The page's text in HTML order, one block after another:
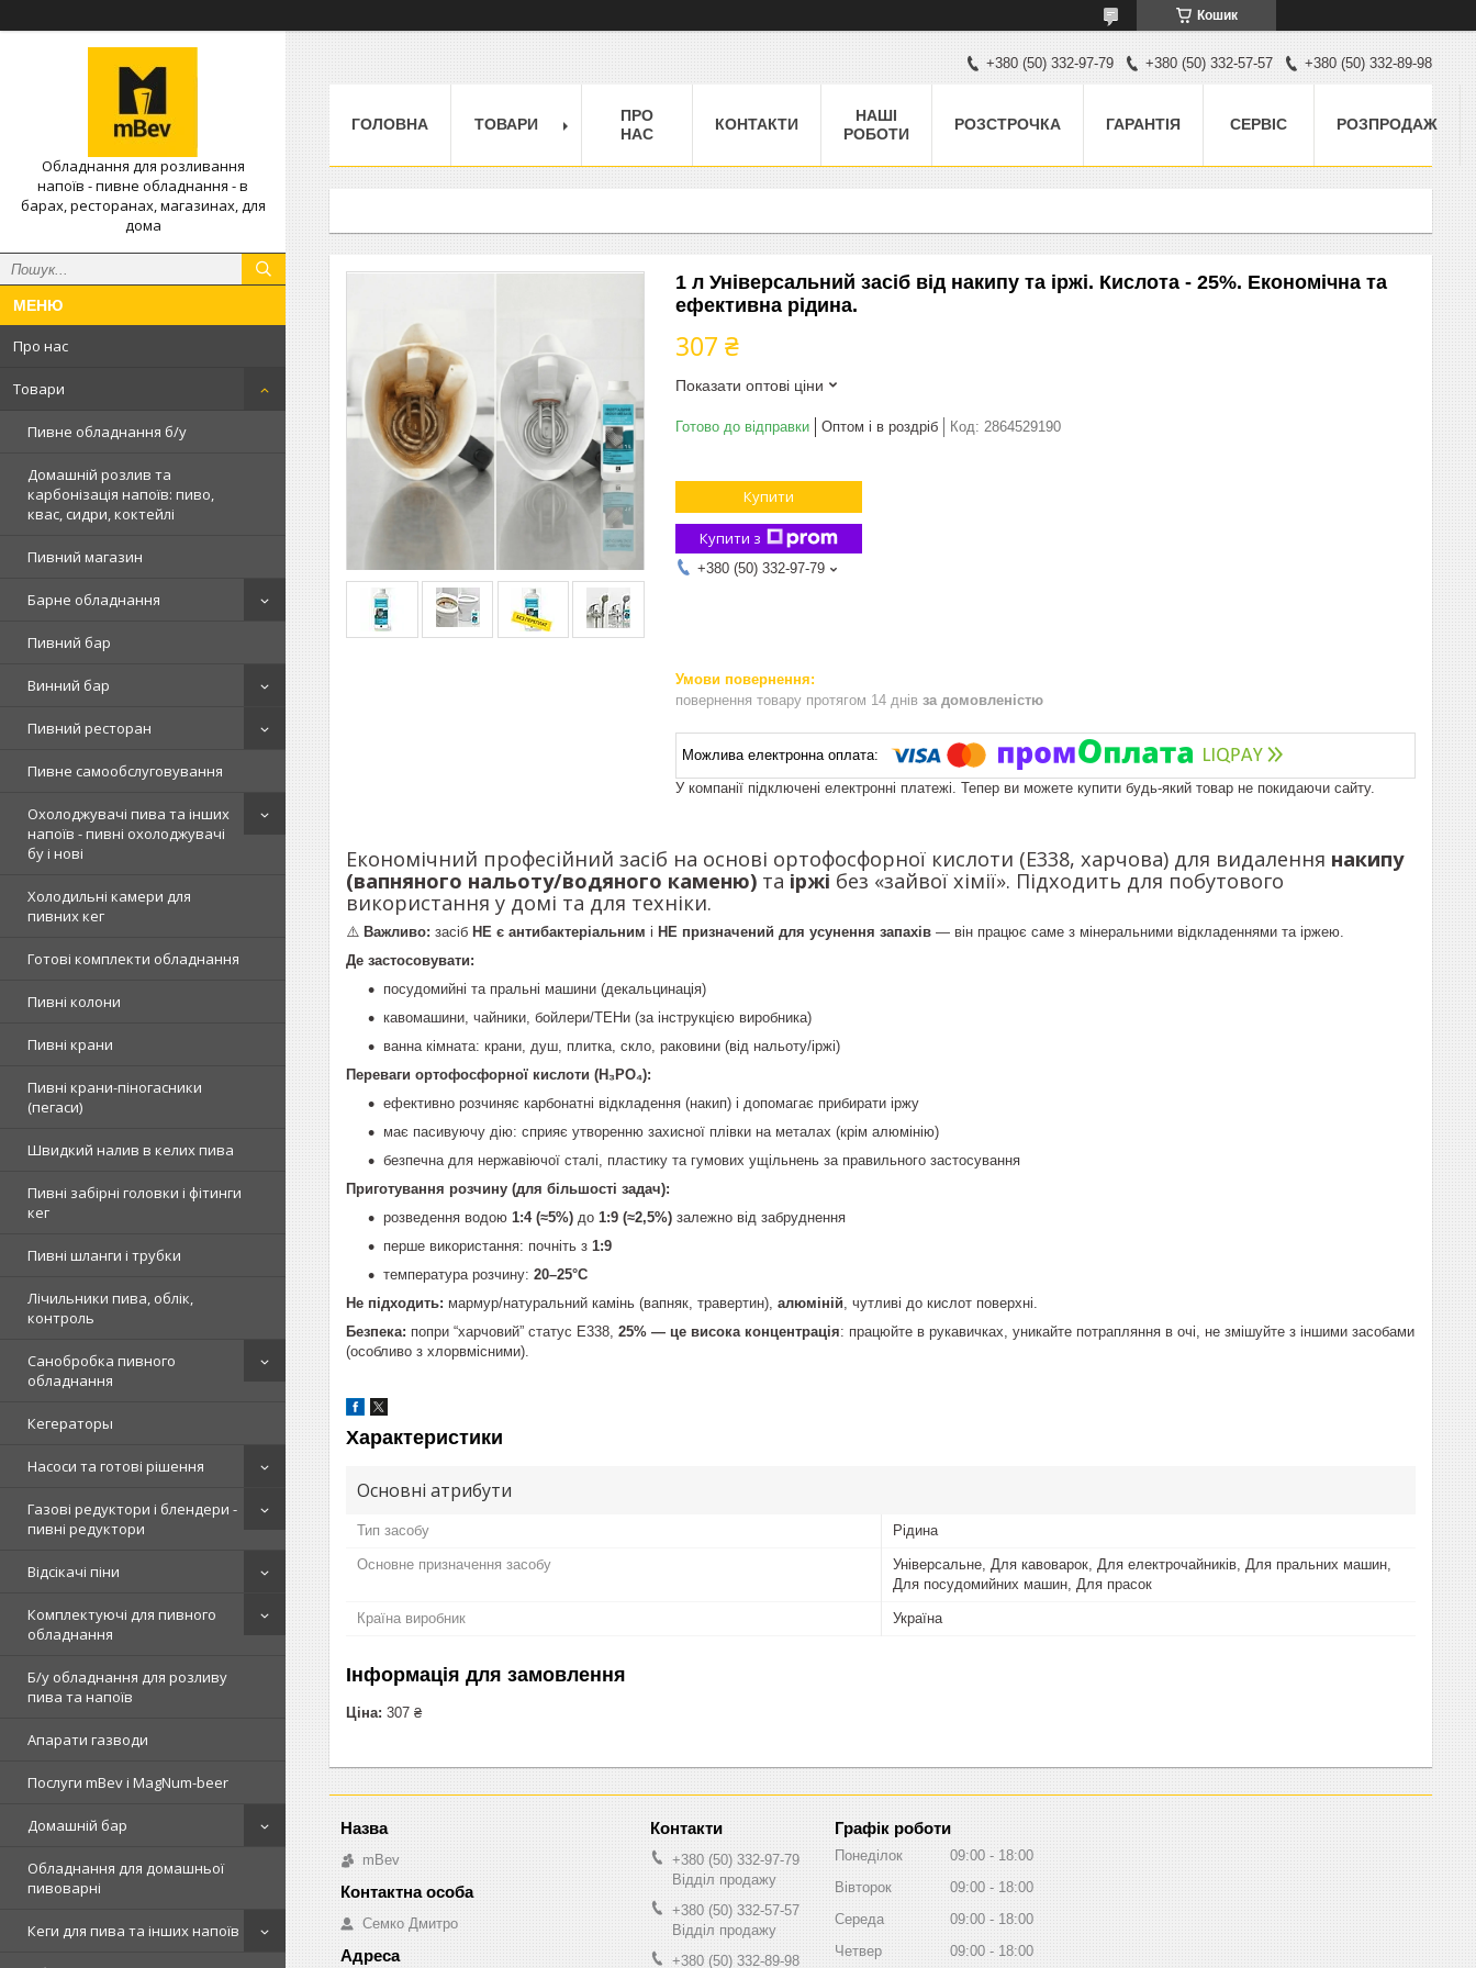
Кошик
Обладнання для розливання
напоїв - пивне обладнання - в
барах, ресторанах, магазинах, для
дома
Про нас
Товари
Пивне обладнання б/у
Домашній розлив та
карбонізація напоїв: пиво,
квас, сидри, коктейлі
Пивний магазин
Барне обладнання
Пивний бар
Винний бар
Пивний ресторан
Пивне самообслуговування
Охолоджувачі пива та інших
напоїв - пивні охолоджувачі
бу і нові
Холодильні камери для
пивних кег
Готові комплекти обладнання
Пивні колони
Пивні крани
Пивні крани-піногасники
(пегаси)
Швидкий налив в келих пива
Пивні забірні головки і фітинги
кег
Пивні шланги і трубки
Лічильники пива, облік,
контроль
Санобробка пивного
обладнання
Кегераторы
Насоси та готові рішення
Газові редуктори і блендери -
пивні редуктори
Відсікачі піни
Комплектуючі для пивного
обладнання
Б/у обладнання для розливу
пива та напоїв
Апарати газводи
Послуги mBev і MagNum-beer
Домашній бар
Обладнання для домашньої
пивоварні
Кеги для пива та інших напоїв
+380 (50) 332-97-79 +380 (50) 332-57-57 +380 (50) 332-89-98
ГОЛОВНА ТОВАРИ
ПРО
НАС
КОНТАКТИ
НАШІ
РОБОТИ
РОЗСТРОЧКА ГАРАНТІЯ СЕРВІС РОЗПРОДАЖ
1 л Універсальний засіб від накипу та іржі. Кислота - 25%. Економічна та
ефективна рідина.
307 ₴
Показати оптові ціни
Готово до відправки Оптом і в роздріб Код: 2864529190
Купити
Купити з
+380 (50) 332-97-79
повернення товару протягом 14 днів за домовленістю
У компанії підключені електронні платежі. Тепер ви можете купити будь-який товар не покидаючи сайту.
Економічний професійний засіб на основі ортофосфорної кислоти (E338, харчова) для видалення накипу
(вапняного нальоту/водяного каменю) та іржі без «зайвої хімії». Підходить для побутового
використання у домі та для техніки.
⚠️ Важливо: засіб НЕ є антибактеріальним і НЕ призначений для усунення запахів — він працює саме з мінеральними відкладеннями та іржею.
Де застосовувати:
посудомийні та пральні машини (декальцинація)
кавомашини, чайники, бойлери/ТЕНи (за інструкцією виробника)
ванна кімната: крани, душ, плитка, скло, раковини (від нальоту/іржі)
Переваги ортофосфорної кислоти (H₃PO₄):
ефективно розчиняє карбонатні відкладення (накип) і допомагає прибирати іржу
має пасивуючу дію: сприяє утворенню захисної плівки на металах (крім алюмінію)
безпечна для нержавіючої сталі, пластику та гумових ущільнень за правильного застосування
Приготування розчину (для більшості задач):
розведення водою 1:4 (≈5%) до 1:9 (≈2,5%) залежно від забруднення
перше використання: почніть з 1:9
температура розчину: 20–25°C
Не підходить: мармур/натуральний камінь (вапняк, травертин), алюміній , чутливі до кислот поверхні.
Безпека: попри “харчовий” статус E338, 25% — це висока концентрація: працюйте в рукавичках, уникайте потрапляння в очі, не змішуйте з іншими засобами
(особливо з хлорвмісними).
Характеристики
Основні атрибути
Тип засобу Рідина
Основне призначення засобу
Універсальне, Для кавоварок, Для електрочайників, Для пральних машин,
Для посудомийних машин, Для прасок
Країна виробник Україна
Інформація для замовлення
Ціна: 307 ₴
mBev
Cемко Дмитро
+380 (50) 332-97-79
Відділ продажу
+380 (50) 332-57-57
Відділ продажу
+380 (50) 332-89-98
Графік роботи
Понеділок 09:00
18:00
Вівторок
09:00
18:00
Середа
09:00
18:00
Четвер
09:00
18:00